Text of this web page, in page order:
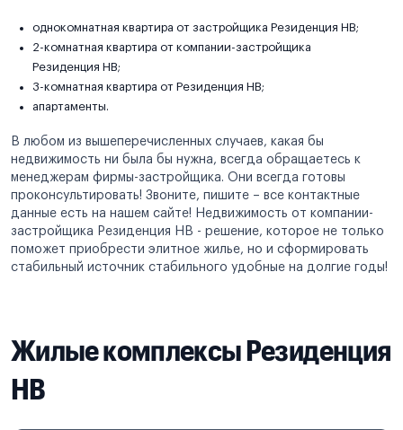
однокомнатная квартира от застройщика Резиденция НВ;
2-комнатная квартира от компании-застройщика
Резиденция НВ;
3-комнатная квартира от Резиденция НВ;
апартаменты.
В любом из вышеперечисленных случаев, какая бы
недвижимость ни была бы нужна, всегда обращаетесь к
менеджерам фирмы-застройщика. Они всегда готовы
проконсультировать! Звоните, пишите – все контактные
данные есть на нашем сайте! Недвижимость от компании-
застройщика Резиденция НВ - решение, которое не только
поможет приобрести элитное жилье, но и сформировать
стабильный источник стабильного удобные на долгие годы!
Жилые комплексы Резиденция
НВ